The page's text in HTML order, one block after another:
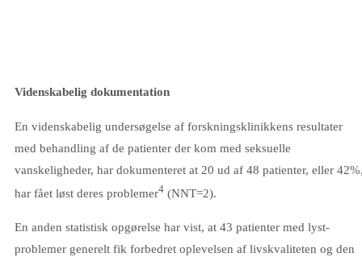
Videnskabelig dokumentation
En videnskabelig undersøgelse af forskningsklinikkens resultater
med behandling af de patienter der kom med seksuelle
vanskeligheder, har dokumenteret at 20 ud af 48 patienter, eller
har fået løst deres problemer4 (NNT=2).
En anden statistisk opgørelse har vist, at 43 patienter med lyst-
problemer generelt fik forbedret oplevelsen af livskvaliteten og den